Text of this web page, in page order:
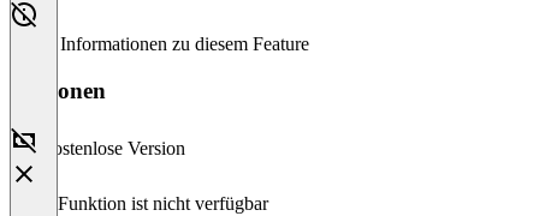
Keine Informationen zu diesem Feature
Versionen
Kostenlose Version
Diese Funktion ist nicht verfügbar